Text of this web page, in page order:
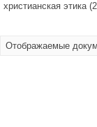
христианская этика
Отображаемые